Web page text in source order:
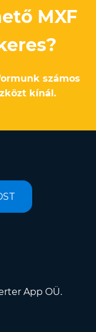
MXF
számos
kínál.
App OÜ.